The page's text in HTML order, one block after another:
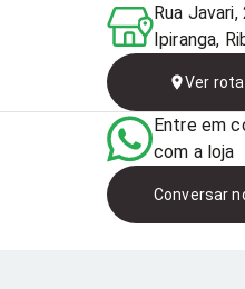
Rua
Ipiranga,
Ver
Entre em
com a loja
Conversar